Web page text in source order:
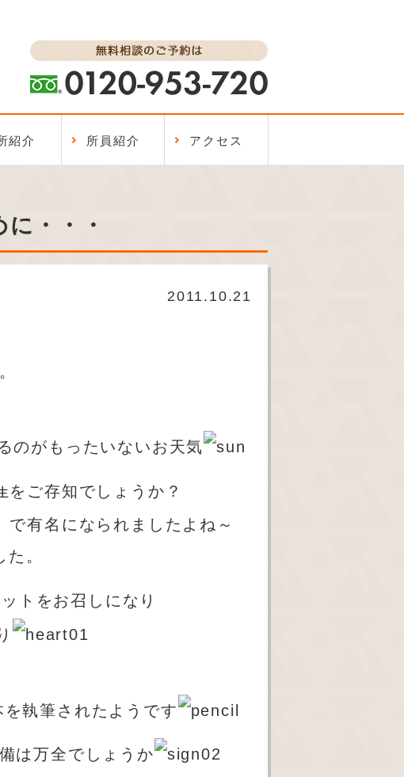
紹介 所員紹介 アクセス
・・・
2011.10.21
のがもったいないお天気
をご存知でしょうか？
有名になられましたよね～
。
トをお召しになり
執筆されたようです
は万全でしょうか